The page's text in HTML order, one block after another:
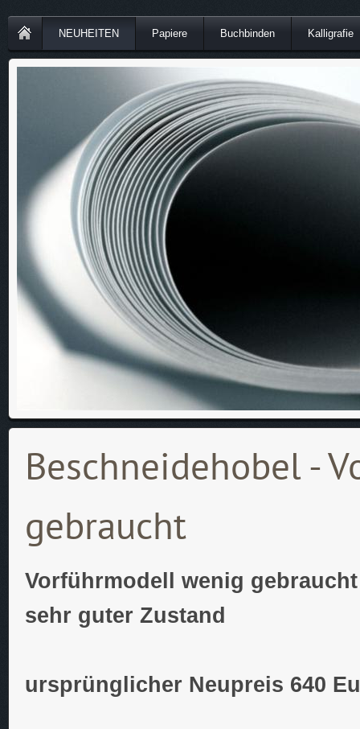
NEUHEITEN Papiere Buchbinden Kalligrafie
Beschneidehobel -
gebraucht
Vorführmodell wenig gebraucht
sehr guter Zustand
ursprünglicher Neupreis 640